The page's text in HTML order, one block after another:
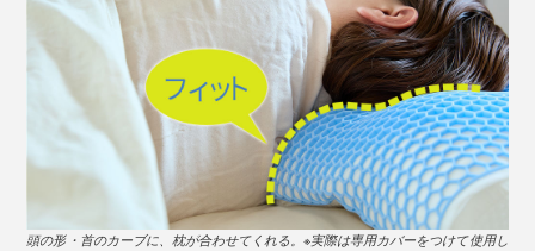
頭の形・首のカーブに、枕が合わせてくれる。※実際は専用カバーをつけて使用し